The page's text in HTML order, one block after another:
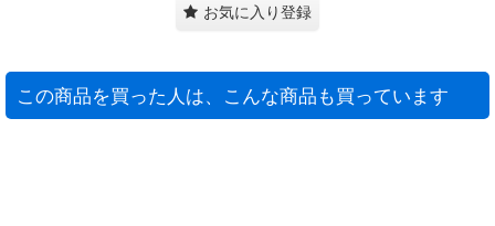
お気に入り登録
この商品を買った人は、こんな商品も買っています